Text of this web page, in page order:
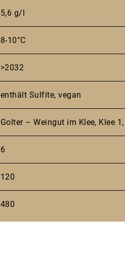
5,6 g/l
8-10°C
>2032
enthält Sulfite, vegan
Golter – Weingut im Klee, Klee
6
120
480